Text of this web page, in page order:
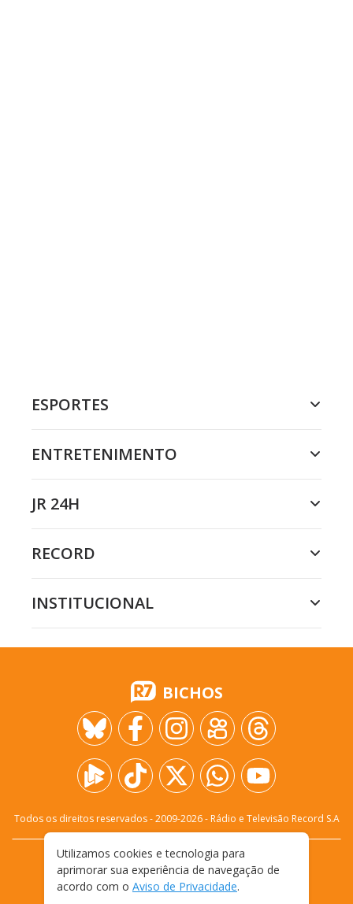
ESPORTES
ENTRETENIMENTO
JR 24H
RECORD
INSTITUCIONAL
BICHOS
Todos os direitos reservados - 2009-2026- Rádio e Televisão Record S.A
FALE CONOSCO
PRIVACIDADE
TERMOS E CONDIÇÕES DE USO
Utilizamos cookies e tecnologia para
aprimorar sua experiência de navegação de
acordo com o Aviso de Privacidade.